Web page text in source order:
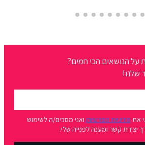
על הנושאים הכי חמים?
שלנו!
את מדיניות הפרטיות ואני מסכים/ה לשימוש
יצירת קשר ומענה לפנייה שלי.